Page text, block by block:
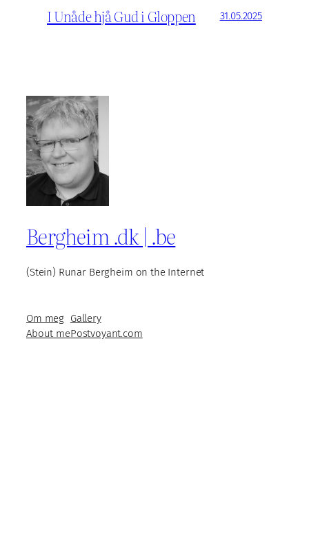
I Unåde hjå Gud i Gloppen 31.05.2025
Bergheim .dk | .be
(Stein) Runar Bergheim on the Internet
Om meg
About me
Gallery
Postvoyant.com